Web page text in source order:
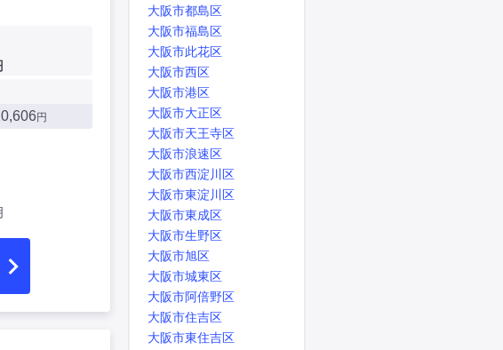
円
大阪市都島区
大阪市福島区
大阪市此花区
大阪市西区
大阪市港区
大阪市大正区
大阪市天王寺区
大阪市浪速区
大阪市西淀川区
大阪市東淀川区
大阪市東成区
大阪市生野区
大阪市旭区
大阪市城東区
大阪市阿倍野区
大阪市住吉区
大阪市東住吉区